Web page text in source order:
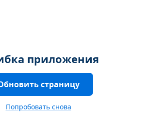
приложения
страницу
Попробовать снова